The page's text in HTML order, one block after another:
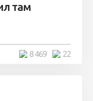
там
22
8 469